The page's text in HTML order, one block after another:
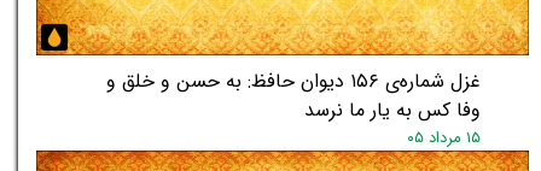
غزل شماره‌ی ۱۵۶ دیوان حافظ: به حسن و خلق و
وفا کس به یار ما نرسد
۱۵ مرداد ۰۵